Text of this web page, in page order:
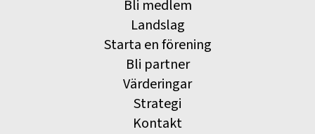
Bli medlem
Landslag
Starta en förening
Bli partner
Värderingar
Strategi
Kontakt